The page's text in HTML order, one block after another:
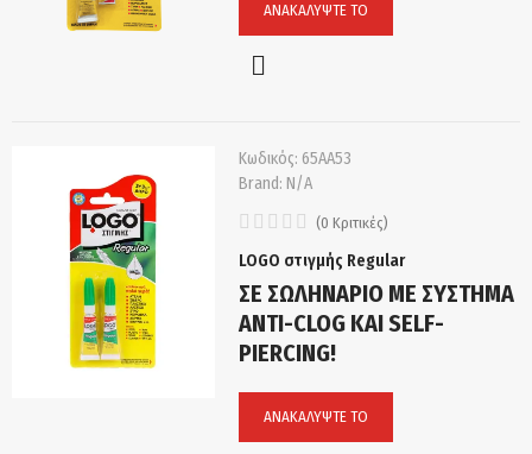
ΑΝΑΚΑΛΎΨΤΕ ΤΟ
Κωδικός: 65ΑΑ53
Brand:N/A
(0 Κριτικές)
LOGO στιγμής Regular
ΣΕ ΣΩΛΗΝΑΡΙΟ ΜΕ ΣΥΣΤΗΜΑ
ANTI-CLOG ΚΑΙ SELF-
PIERCING!
ΑΝΑΚΑΛΎΨΤΕ ΤΟ